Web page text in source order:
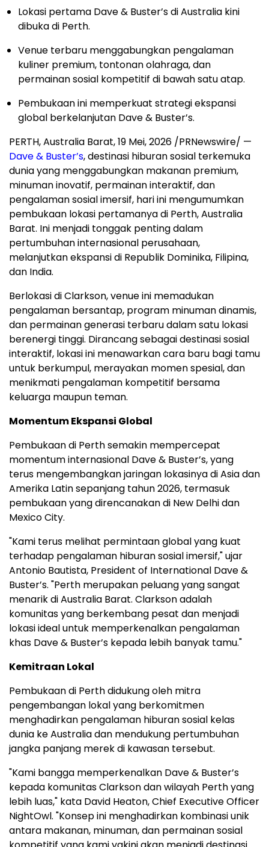
Lokasi pertama Dave & Buster’s di Australia kini
dibuka di Perth.
Venue terbaru menggabungkan pengalaman
kuliner premium, tontonan olahraga, dan
permainan sosial kompetitif di bawah satu atap.
Pembukaan ini memperkuat strategi ekspansi
global berkelanjutan Dave & Buster’s.
PERTH, Australia Barat,19 Mei, 2026 /PRNewswire/ —
Dave & Buster’s, destinasi hiburan sosial terkemuka
dunia yang menggabungkan makanan premium,
minuman inovatif, permainan interaktif, dan
pengalaman sosial imersif, hari ini mengumumkan
pembukaan lokasi pertamanya di Perth, Australia
Barat. Ini menjadi tonggak penting dalam
pertumbuhan internasional perusahaan,
melanjutkan ekspansi di Republik Dominika, Filipina,
dan India.
Berlokasi di Clarkson, venue ini memadukan
pengalaman bersantap, program minuman dinamis,
dan permainan generasi terbaru dalam satu lokasi
berenergi tinggi. Dirancang sebagai destinasi sosial
interaktif, lokasi ini menawarkan cara baru bagi tamu
untuk berkumpul, merayakan momen spesial, dan
menikmati pengalaman kompetitif bersama
keluarga maupun teman.
Momentum Ekspansi Global
Pembukaan di Perth semakin mempercepat
momentum internasional Dave & Buster’s, yang
terus mengembangkan jaringan lokasinya di Asia dan
Amerika Latin sepanjang tahun 2026, termasuk
pembukaan yang direncanakan di New Delhi dan
Mexico City.
"Kami terus melihat permintaan global yang kuat
terhadap pengalaman hiburan sosial imersif," ujar
Antonio Bautista, President of International Dave &
Buster’s. "Perth merupakan peluang yang sangat
menarik di Australia Barat. Clarkson adalah
komunitas yang berkembang pesat dan menjadi
lokasi ideal untuk memperkenalkan pengalaman
khas Dave & Buster’s kepada lebih banyak tamu."
Kemitraan Lokal
Pembukaan di Perth didukung oleh mitra
pengembangan lokal yang berkomitmen
menghadirkan pengalaman hiburan sosial kelas
dunia ke Australia dan mendukung pertumbuhan
jangka panjang merek di kawasan tersebut.
"Kami bangga memperkenalkan Dave & Buster’s
kepada komunitas Clarkson dan wilayah Perth yang
lebih luas," kata David Heaton, Chief Executive Officer
NightOwl. "Konsep ini menghadirkan kombinasi unik
antara makanan, minuman, dan permainan sosial